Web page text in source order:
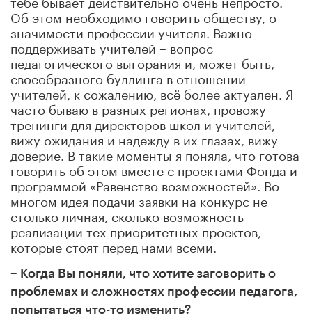
Об этом необходимо говорить обществу, о
значимости профессии учителя. Важно
поддерживать учителей – вопрос
педагогического выгорания и, может быть,
своеобразного буллинга в отношении
учителей, к сожалению, всё более актуален. Я
часто бываю в разных регионах, провожу
тренинги для директоров школ и учителей,
вижу ожидания и надежду в их глазах, вижу
доверие. В такие моменты я поняла, что готова
говорить об этом вместе с проектами Фонда и
программой «Равенство возможностей». Во
многом идея подачи заявки на конкурс не
столько личная, сколько возможность
реализации тех приоритетных проектов,
которые стоят перед нами всеми.
– Когда Вы поняли, что хотите заговорить о
проблемах и сложностях профессии педагога,
попытаться что-то изменить?